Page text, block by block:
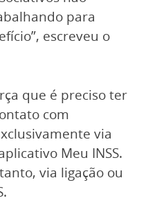
para
escreveu o
que é preciso ter
com
via
Meu INSS.
via ligação ou